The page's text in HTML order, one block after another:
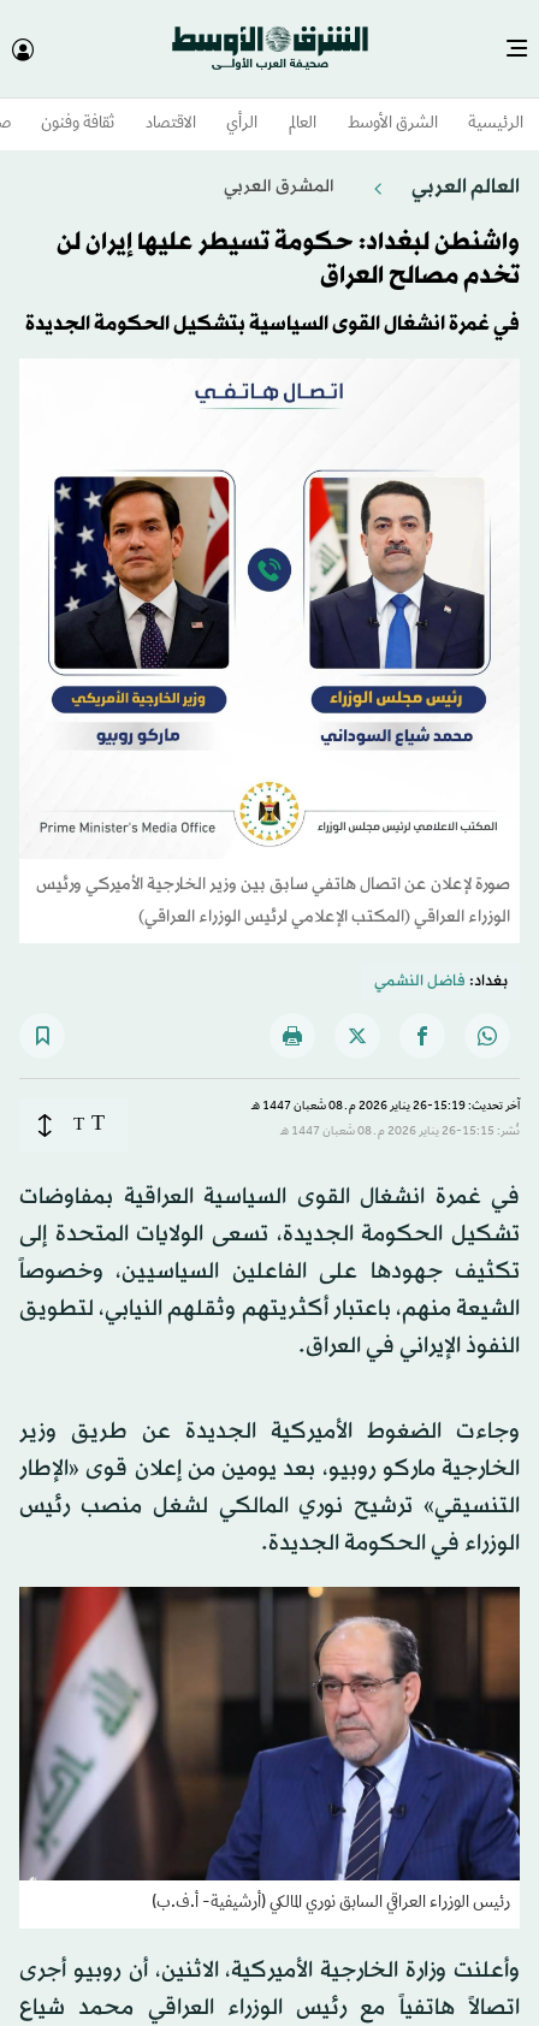
الرئيسية الشرق الأوسط​ العالم الرأي الاقتصاد ثقافة وفنون
العالم العربي المشرق العربي
واشنطن لبغداد: حكومة تسيطر عليها إيران لن
تخدم مصالح العراق
في غمرة انشغال القوى السياسية بتشكيل الحكومة الجديدة
صورة لإعلان عن اتصال هاتفي سابق بين وزير الخارجية الأميركي ورئيس
الوزراء العراقي (المكتب الإعلامي لرئيس الوزراء العراقي)
بغداد: فاضل النشمي
آخر تحديث: 15:19-26 يناير 2026 م ـ 08 شَعبان 1447 هـ
نُشر: 15:15-26 يناير 2026 م ـ 08 شَعبان 1447 هـ
T
T
في غمرة انشغال القوى السياسية العراقية بمفاوضات
تشكيل الحكومة الجديدة، تسعى الولايات المتحدة إلى
تكثيف جهودها على الفاعلين السياسيين، وخصوصاً
الشيعة منهم، باعتبار أكثريتهم وثقلهم النيابي، لتطويق
النفوذ الإيراني في العراق.
وجاءت الضغوط الأميركية الجديدة عن طريق وزير
الخارجية ماركو روبيو، بعد يومين من إعلان قوى «الإطار
التنسيقي» ترشيح نوري المالكي لشغل منصب رئيس
الوزراء في الحكومة الجديدة.
رئيس الوزراء العراقي السابق نوري المالكي (أرشيفية- أ.ف.ب)
وأعلنت وزارة الخارجية الأميركية، الاثنين، أن روبيو أجرى
اتصالاً هاتفياً مع رئيس الوزراء العراقي محمد شياع